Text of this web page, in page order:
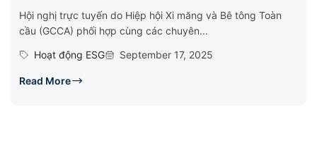
Hội nghị trực tuyến do Hiệp hội Xi măng và Bê tông Toàn
cầu (GCCA) phối hợp cùng các chuyên...
Hoạt động ESG
September 17, 2025
Read More